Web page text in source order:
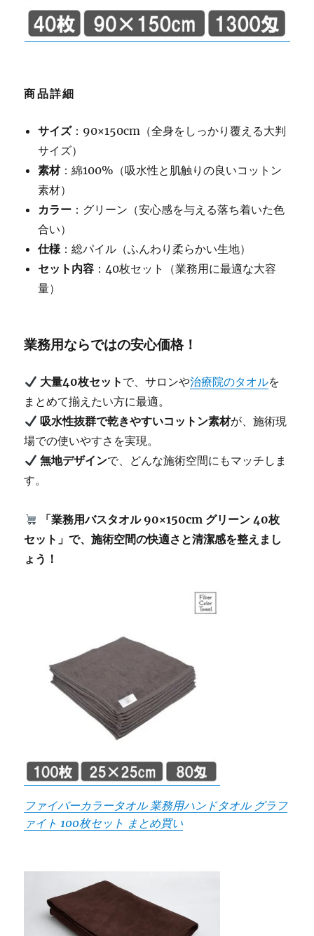
商品詳細
サイズ：90×150cm（全身をしっかり覆える大判
サイズ）
素材：綿100%（吸水性と肌触りの良いコットン
素材）
カラー ：グリーン（安心感を与える落ち着いた色
合い）
仕様：総パイル（ふんわり柔らかい生地）
セット内容 ：40枚セット（業務用に最適な大容
量）
業務用ならではの安心価格！
大量40枚セット で、サロンや治療院のタオルを
まとめて揃えたい方に最適。
吸水性抜群で乾きやすいコットン素材が、施術現
場での使いやすさを実現。
無地デザインで、どんな施術空間にもマッチしま
す。
「業務用バスタオル 90×150cm グリーン 40枚
セット」で、施術空間の快適さと清潔感を整えまし
ょう！
ファイバーカラータオル 業務用ハンドタオル グラフ
ァイト 100枚セット まとめ買い